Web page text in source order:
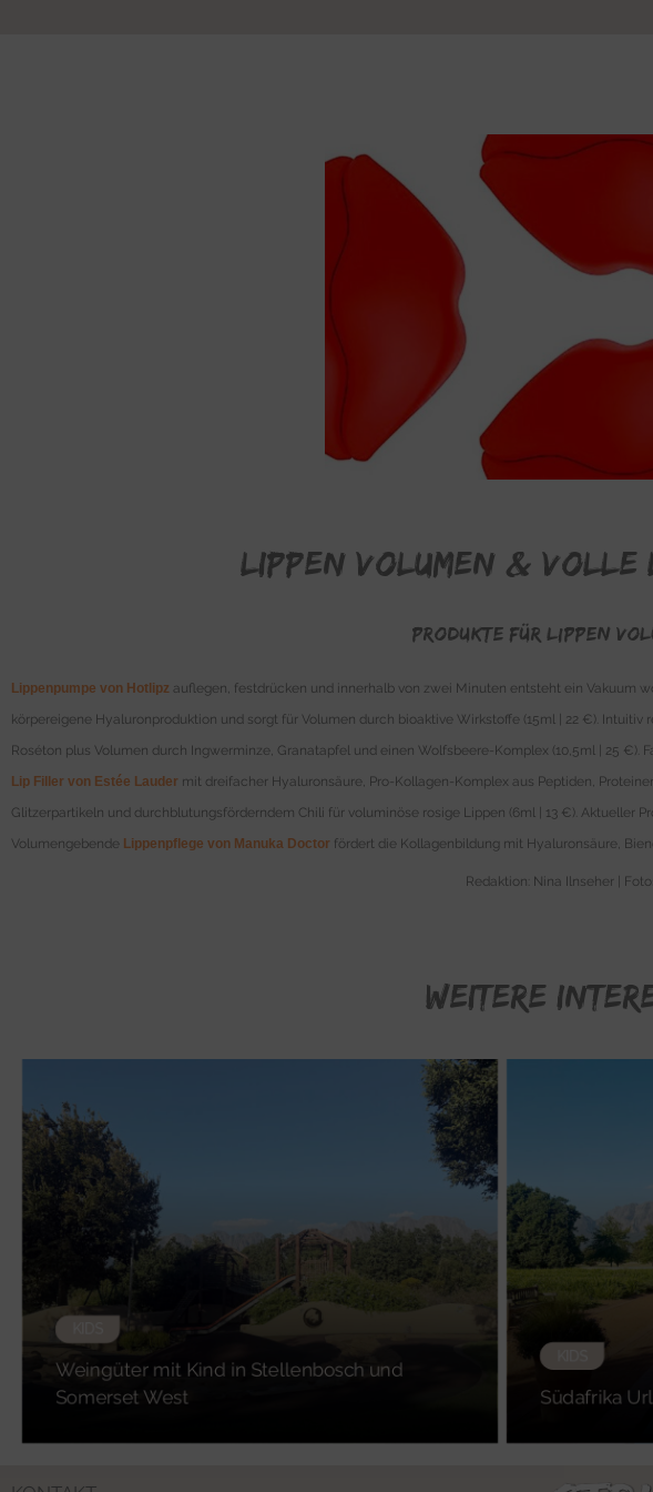
LIPPEN VOLUMEN & volle
Produkte für Lippen
Lippenpumpe von Hotlipz auflegen, festdrücken und innerhalb von zwei Minuten entsteht ein Vakuum
körpereigene Hyaluronproduktion und sorgt für Volumen durch bioaktive Wirkstoffe (15ml | 22 €). Intuitiv
Roséton plus Volumen durch Ingwerminze, Granatapfel und einen Wolfsbeere-Komplex (10,5ml | 25 €).
Lip Filler von Estée Lauder mit dreifacher Hyaluronsäure, Pro-Kollagen-Komplex aus Peptiden,
Glitzerpartikeln und durchblutungsförderndem Chili für voluminöse rosige Lippen (6ml | 13 €). Aktueller
Volumengebende Lippenpflege von Manuka Doctor fördert die Kollagenbildung mit Hyaluronsäure,
Redaktion: Nina Ilnseher |
WEITERE
Weingüter mit Kind in Stellenbosch und
Somerset West
Südafrika